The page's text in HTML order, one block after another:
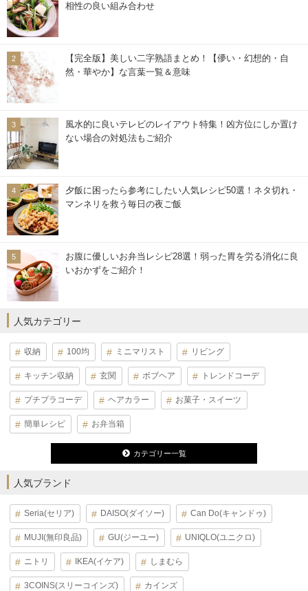
相性の良い組み合わせ
【完全版】美しい二字熟語まとめ！【儚い・幻想的・自
然・華やか】な言葉一覧＆意味
風水的に良いテレビのレイアウト特集！凶方位にしか置け
ない場合の対処法もご紹介
夕飯に困ったら参考にしたい人気レシピ50選！ネタ切れ・
マンネリを救う毎日の夜ご飯
お腹に優しいお弁当レシピ28選！弱った胃を労る消化に良
いおかずをご紹介！
人気カテゴリー
収納 100均 ミニマリスト リビング
キッチン収納 玄関 ボブヘア トレンドコーデ
プチプラコーデ ヘアカラー お菓子・スイーツ
簡単レシピ お弁当箱
カテゴリー一覧
人気ブランド
Seria(セリア) DAISO(ダイソー) Can Do(キャンドゥ)
MUJI(無印良品) GU(ジーユー) UNIQLO(ユニクロ)
ニトリ IKEA(イケア) しまむら
3COINS(スリーコインズ) カインズ